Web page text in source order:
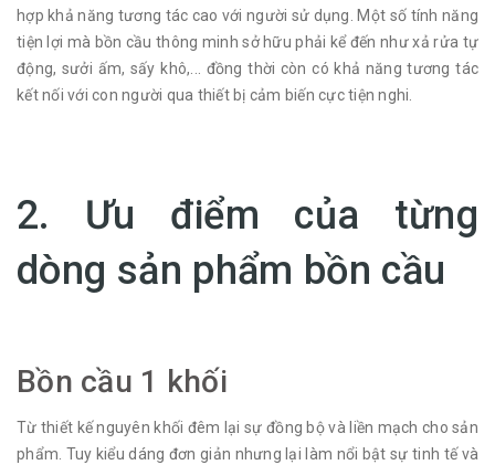
hợp khả năng tương tác cao với người sử dụng. Một số tính năng
tiện lợi mà bồn cầu thông minh sở hữu phải kể đến như xả rửa tự
động, sưởi ấm, sấy khô,... đồng thời còn có khả năng tương tác
kết nối với con người qua thiết bị cảm biến cực tiện nghi.
2. Ưu điểm của từng
dòng sản phẩm bồn cầu
Bồn cầu 1 khối
Từ thiết kế nguyên khối đêm lại sự đồng bộ và liền mạch cho sản
phẩm. Tuy kiểu dáng đơn giản nhưng lại làm nổi bật sự tinh tế và